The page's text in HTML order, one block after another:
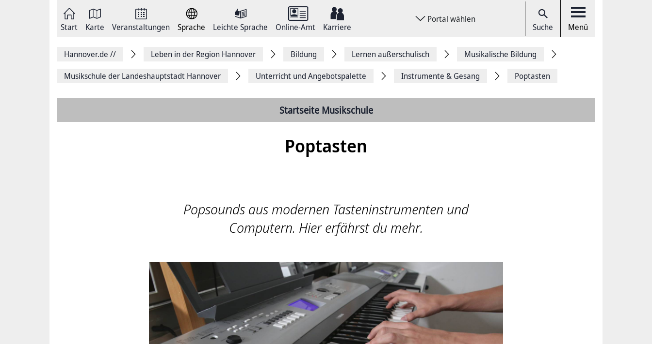
Start Karte Veranstaltungen Sprache Leichte Sprache Online-Amt Karriere
Portal wählen
Suche Menü
Hannover.de // Leben in der Region Hannover Bildung Lernen außerschulisch Musikalische Bildung
Musikschule der Landeshauptstadt Hannover Unterricht und Angebotspalette Instrumente & Gesang Poptasten
Startseite Musikschule
Poptasten
Popsounds aus modernen Tasteninstrumenten und
Computern. Hier erfährst du mehr.